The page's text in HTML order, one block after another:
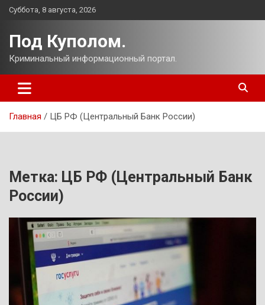
Перейти
Суббота, 8 августа, 2026
Под Куполом.
Криминальный информационный портал.
Главная ЦБ РФ (Центральный Банк России)
Метка: ЦБ РФ (Центральный Банк
России)